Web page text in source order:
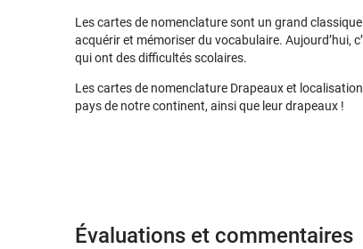
Les cartes de nomenclature sont un grand
acquérir et mémoriser du vocabulaire. Aujourd’hui,
qui ont des difficultés scolaires.
Les cartes de nomenclature Drapeaux et
pays de notre continent, ainsi que leur drapeaux !
Évaluations et commentaires